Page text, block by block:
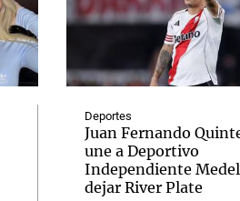
Deportes
Juan Fernando
une a Deportivo
Independiente
dejar River Plate